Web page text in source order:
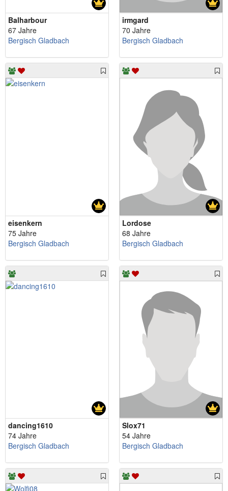
Balharbour
67 Jahre
Bergisch Gladbach
irmgard
70 Jahre
Bergisch Gladbach
eisenkern
75 Jahre
Bergisch Gladbach
Lordose
68 Jahre
Bergisch Gladbach
dancing1610
74 Jahre
Bergisch Gladbach
Slox71
54 Jahre
Bergisch Gladbach